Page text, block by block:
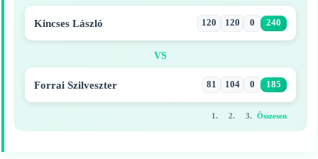
Kincses László 120 120 0 240
VS
Forrai Szilveszter 81 104 0 185
1. 2. 3. Összesen